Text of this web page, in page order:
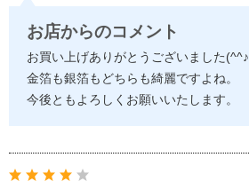
お店からのコメント
お買い上げありがとうございました(^^♪
金箔も銀箔もどちらも綺麗ですよね。
今後ともよろしくお願いいたします。